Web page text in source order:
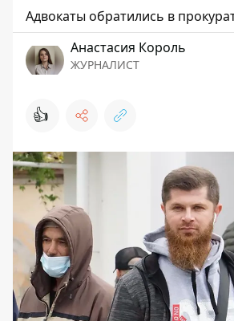
Адвокаты обратились в
Анастасия Король
ЖУРНАЛИСТ
👍